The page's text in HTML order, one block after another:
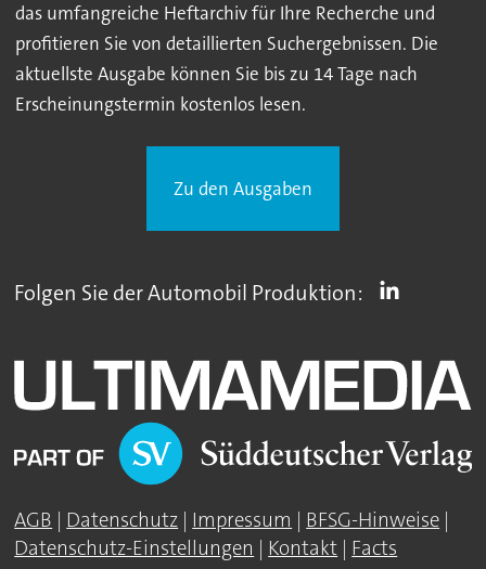
das umfangreiche Heftarchiv für Ihre Recherche und
profitieren Sie von detaillierten Suchergebnissen. Die
aktuellste Ausgabe können Sie bis zu 14 Tage nach
Erscheinungstermin kostenlos lesen.
Zu den Ausgaben
Folgen Sie der Automobil Produktion:
AGB | Datenschutz | Impressum | BFSG-Hinweise |
Datenschutz-Einstellungen | Kontakt | Facts